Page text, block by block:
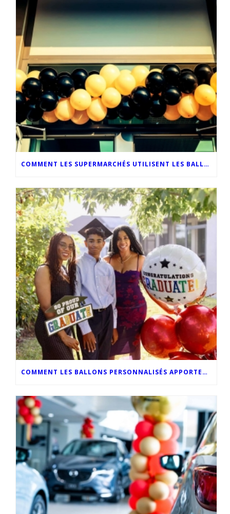
COMMENT LES SUPERMARCHÉS UTILISENT LES BALLONS PERSONNALISÉS POUR OPTIMISER LEUR MARKETING EN MAGASIN
COMMENT LES BALLONS PERSONNALISÉS APPORTENT UNE TOUCHE D’ORIGINALITÉ AUX CÉRÉMONIES DE REMISE DES DIPLÔMES MODERNES